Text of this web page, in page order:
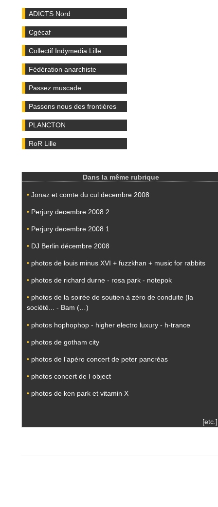
ADICTS Nord
Cgécaf
Collectif Indymedia Lille
Fédération anarchiste
Passez muscade
Passons nous des frontières
PLANCTON
RoR Lille
Dans la même rubrique
• Jonaz et comte du cul decembre 2008
• Perjury decembre 2008 2
• Perjury decembre 2008 1
• DJ Berlin décembre 2008
• photos de louis minus XVI + fuzzkhan + music for rabbits
• photos de richard durne - rosa park - notepok
• photos de la soirée de soutien à zéro de conduite (la
société... - Bam (…)
• photos hophophop - higher electro luxury - h-trance
• photos de gotham city
• photos de l’apéro concert de peter pancréas
• photos concert de I object
• photos de ken park et vitamin X
[etc.]